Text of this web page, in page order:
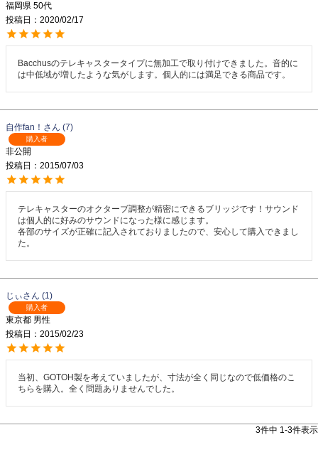
福岡県 50代
投稿日
2020/02/17
Bacchusのテレキャスタータイプに無加工で取り付けできました。音的に
は中低域が増したような気がします。個人的には満足できる商品です。
自作fan！ 7
購入者
非公開
投稿日
2015/07/03
テレキャスターのオクターブ調整が精密にできるブリッジです！サウンド
は個人的に好みのサウンドになった様に感じます。
各部のサイズが正確に記入されておりましたので、安心して購入できまし
じぃ 1
購入者
東京都 男性
投稿日
2015/02/23
当初、GOTOH製を考えていましたが、寸法が全く同じなので低価格のこ
ちらを購入。全く問題ありませんでした。
3件中 1-3件表示